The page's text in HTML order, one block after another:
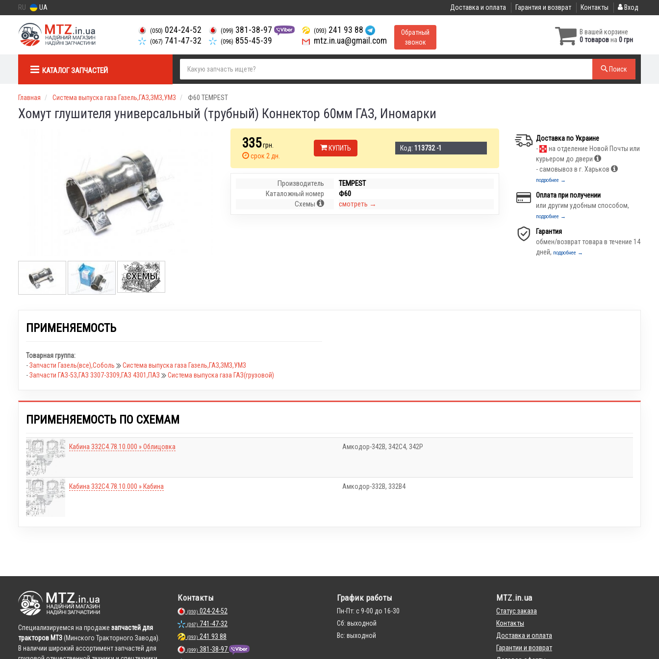
RU UA Доставка и оплата Гарантия и возврат Контакты Вход
(050) 024-24-52
(067) 741-47-32
(099) 381-38-97
(096) 855-45-39
(093) 241 93 88
mtz.in.ua@gmail.com
Обратный
звонок
В вашей корзине
0 товаровна 0 грн
КАТАЛОГ ЗАПЧАСТЕЙ Поиск
Главная Система выпуска газа Газель,ГАЗ,ЗМЗ,УМЗ Ф60 TEMPEST
Хомут глушителя универсальный (трубный) Коннектор 60мм ГАЗ, Иномарки
335грн.
срок 2 дн.
КУПИТЬ Код:113732 -1
Производитель
TEMPEST
Каталожный номер
Ф60
Схемы
смотреть →
Доставка по Украине
-
на отделение Новой Почты или
курьером до двери
- самовывоз в г. Харьков
подробнее →
Оплата при получении
или другим удобным способом,
подробнее →
Гарантия
обмен/возврат товара в течение 14
дней, подробнее →
ПРИМЕНЯЕМОСТЬ
Товарная группа:
-Запчасти Газель(все),Соболь
Система выпуска газа Газель,ГАЗ,ЗМЗ,УМЗ
-Запчасти ГАЗ-53,ГАЗ 3307-3309,ГАЗ 4301,ПАЗ Система выпуска газа ГАЗ(грузовой)
ПРИМЕНЯЕМОСТЬ ПО СХЕМАМ
Кабина 332С4.78.10.000 » Облицовка Амкодор-342В, 342С4, 342Р
Кабина 332С4.78.10.000 » Кабина Амкодор-332B, 332B4
Cпециализируемся на продаже запчастей для
тракторов МТЗ(Минского Тракторного Завода).
В наличии широкий ассортимент запчастей для
Контакты
(050) 024-24-52
(067) 741-47-32
(093) 241 93 88
(099) 381-38-97
График работы
Пн-Пт: с 9-00 до 16-30
Сб: выходной
Вс: выходной
MTZ.in.ua
Статус заказа
Контакты
Доставка и оплата
Гарантии и возврат